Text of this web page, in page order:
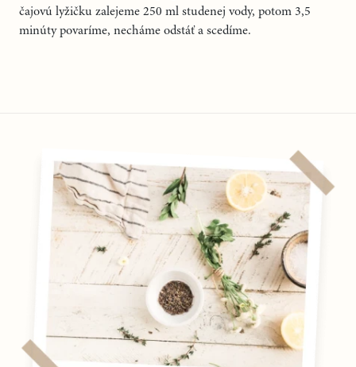
čajovú lyžičku zalejeme 250 ml studenej vody, potom 3,5
minúty povaríme, necháme odstáťa scedíme.